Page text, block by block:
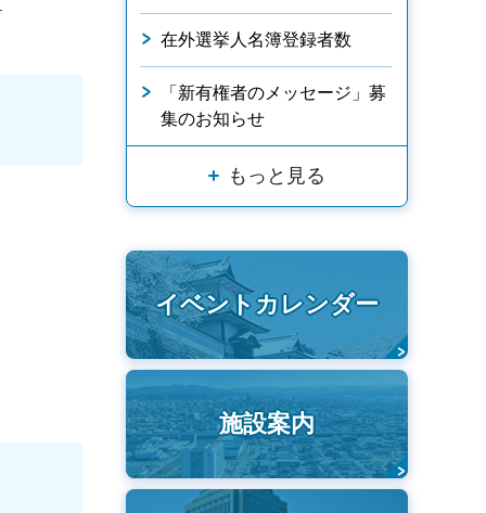
在外選挙人名簿登録者数
「新有権者のメッセージ」募
集のお知らせ
もっと見る
イベントカレンダー
施設案内